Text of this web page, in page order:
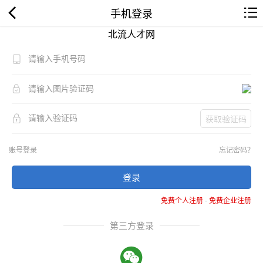
手机登录
北流人才网
获取验证码
账号登录 忘记密码？
登录
免费个人注册-免费企业注册
第三方登录